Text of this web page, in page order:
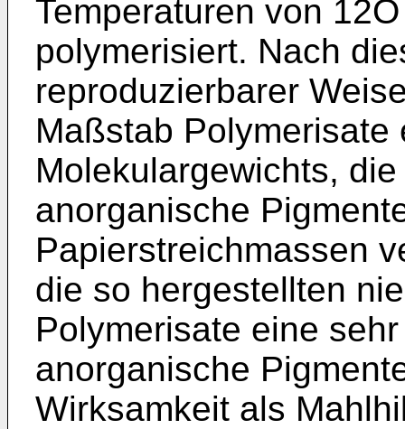
Temperaturen von
polymeri­siert. Nach
reproduzierbarer
Maßstab Polymerisate
Molekulargewichts,
anorganische
Papierstreichmassen
die so hergestellten
Polymerisate eine
anorgani­sche
Wirksamkeit als